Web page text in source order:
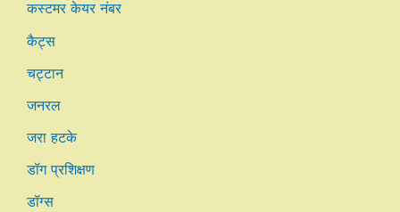
कस्टमर केयर नंबर
कैट्स
चट्टान
जनरल
जरा हटके
डॉग प्रशिक्षण
डॉग्स